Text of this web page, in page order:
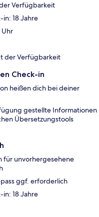
Verfügbarkeit
18 Jahre
Uhr
der Verfügbarkeit
Check-in
heißen dich bei deiner
gestellte Informationen
Übersetzungstools
für unvorhergesehene
ggf. erforderlich
18 Jahre